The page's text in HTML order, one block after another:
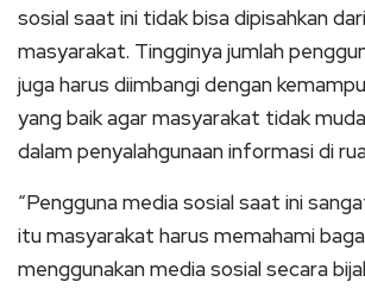
sosial saat ini tidak bisa dipisahkan
masyarakat. Tingginya jumlah
juga harus diimbangi dengan
yang baik agar masyarakat tidak
dalam penyalahgunaan informasi di
“Pengguna media sosial saat ini
itu masyarakat harus memahami
menggunakan media sosial secara